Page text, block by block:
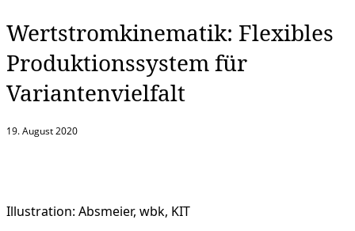
Wertstromkinematik: Flexibles
Produktionssystem für
Variantenvielfalt
19. August 2020
Illustration: Absmeier, wbk, KIT